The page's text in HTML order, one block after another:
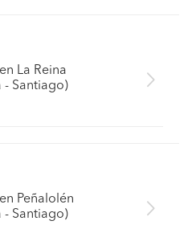
La Reina
Santiago)
Peñalolén
Santiago)